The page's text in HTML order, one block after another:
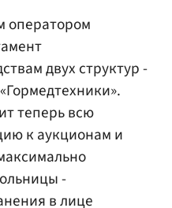
оператором
двух структур -
теперь всю
к аукционам и
-
в лице